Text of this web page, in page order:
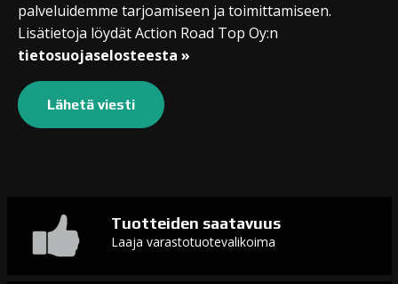
palveluidemme tarjoamiseen ja toimittamiseen.
Lisätietoja löydät Action Road Top Oy:n
tietosuojaselosteesta »
Tuotteiden saatavuus
Laaja varastotuotevalikoima